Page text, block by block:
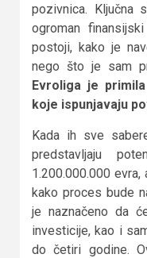
pozivnica. Ključna
ogroman
postoji, kako je
nego što je sam
Evroliga je
koje ispunjavaju
Kada ih sve
predstavljaju
1.200.000.000
kako proces bude
je naznačeno da
investicije, kao i
do četiri godine.